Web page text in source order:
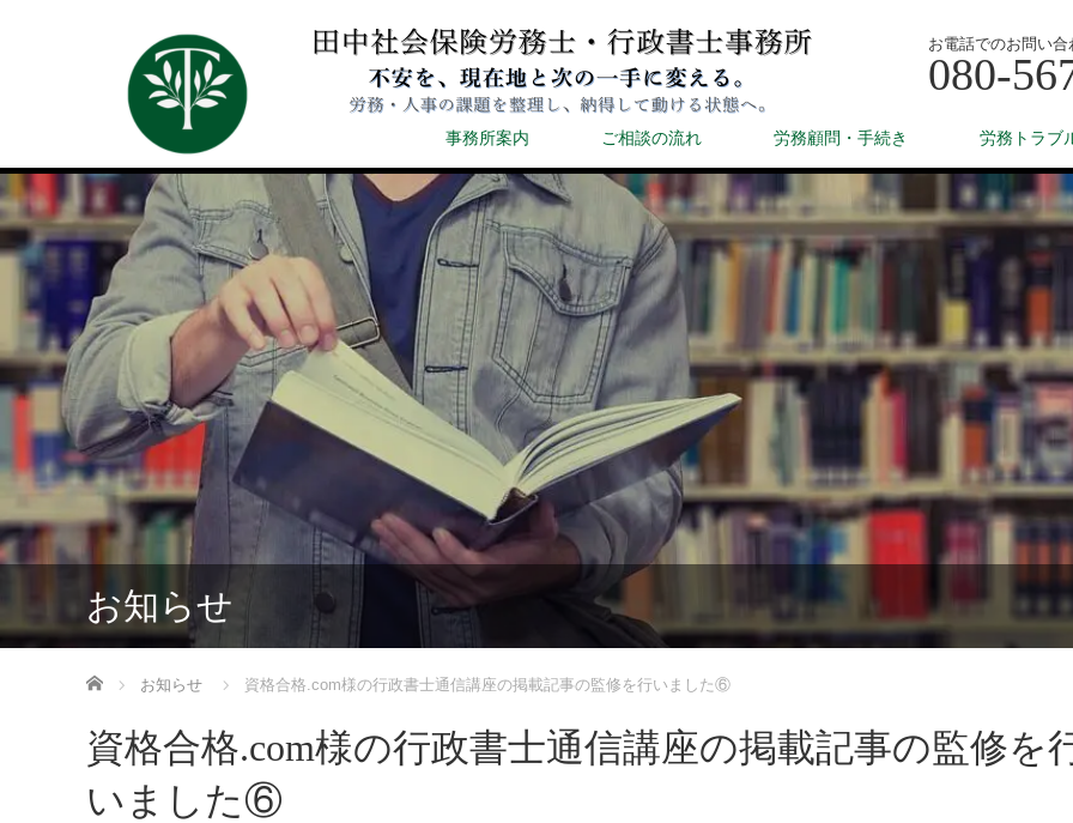
お電話でのお問い
080-
事務所案内 ご相談の流れ 労務顧問・手続き 労務トラブ
お知らせ
ホーム お知らせ 資格合格.com様の行政書士通信講座の掲載記事の監修を行いました⑥
資格合格.com様の行政書士通信講座の掲載記事の監修を
いました⑥